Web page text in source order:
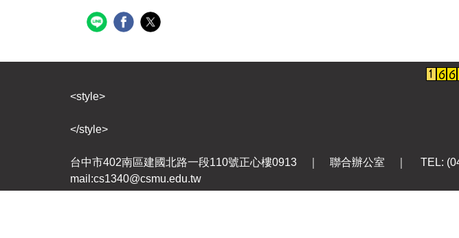
<style>
</style>
台中市402南區建國北路一段110號正心樓0913 ｜ 聯合辦公室 ｜ TEL:
mail:cs1340@csmu.edu.tw